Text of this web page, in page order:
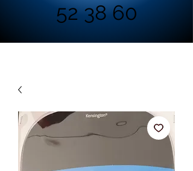
52 38 60